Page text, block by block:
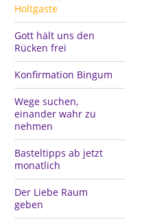
Holtgaste
Gott hält uns den
Rücken frei
Konfirmation Bingum
Wege suchen,
einander wahr zu
nehmen
Basteltipps ab jetzt
monatlich
Der Liebe Raum
geben